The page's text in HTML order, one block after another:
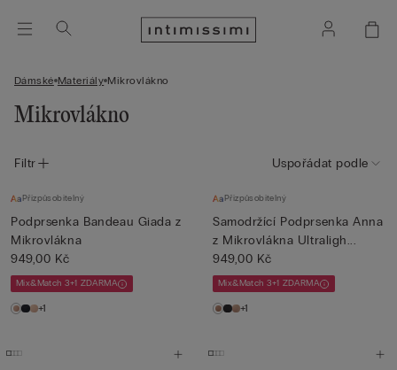
Dámské Materiály Mikrovlákno
Mikrovlákno
Filtr Uspořádat podle
Přizpůsobitelný
Podprsenka Bandeau Giada z
Mikrovlákna
949,00 Kč
Mix&Match 3+1 ZDARMA
+1
Přizpůsobitelný
Samodržící Podprsenka Anna
z Mikrovlákna Ultraligh...
949,00 Kč
Mix&Match 3+1 ZDARMA
+1